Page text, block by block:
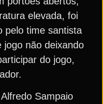
elevada, foi
pelo time santista
jogo não deixando
do jogo,
Sampaio